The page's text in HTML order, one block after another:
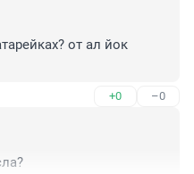
от ал йок
+0 –0